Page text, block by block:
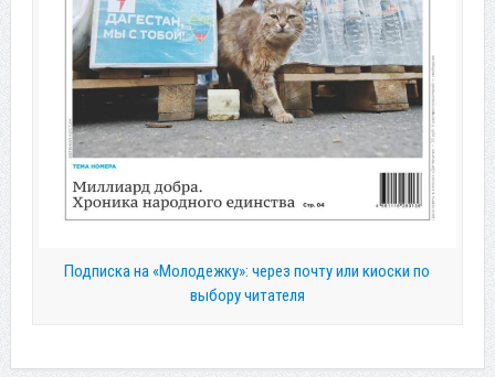
Подписка на «Молодежку»: через почту или киоски по
выбору читателя